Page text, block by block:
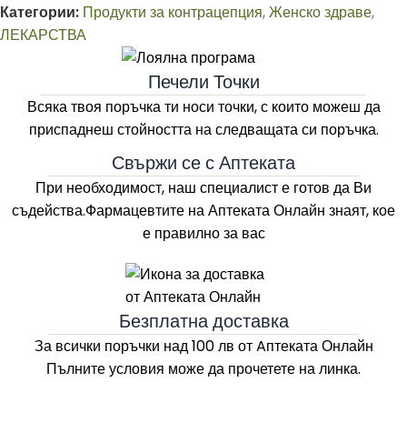
Категории: Продукти за контрацепция,Женско здраве,
ЛЕКАРСТВА
Печели Точки
Всяка твоя поръчка ти носи точки, с които можеш да
приспаднеш стойността на следващата си поръчка.
Свържи се с Аптеката
При необходимост, наш специалист е готов да Ви
съдейства.Фармацевтите наАптеката Онлайн знаят, кое
е правилно за вас
Безплатна доставка
За всички поръчки над 100 лв от Aптеката Онлайн
Пълните условия може да прочетете на линка.